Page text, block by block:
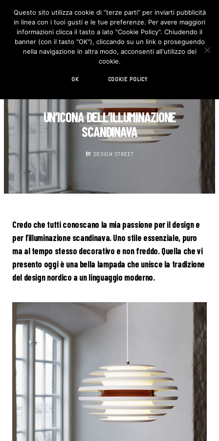
F
c
e
b
o
I
n
s
t
UN’ICONA DELL’ILLUMINAZIONE
SCANDINAVA
BY DESIGN STREET
Credo che tutti conoscano la mia passione per il design e
per l’illuminazione scandinava. Uno stile essenziale, puro
ma al tempo stesso decorativo e non freddo. Quella che vi
presento oggi è una bella lampada che unisce la tradizione
del design nordico a un linguaggio moderno.
Questo sito utilizza cookie di “terze parti” per inviarti pubblicità
in linea con i tuoi gusti e le tue preferenze. Per avere maggiori
informazioni clicca il tasto a lato "Cookie Policy". Chiudendo il
banner (con il tasto "OK"), cliccando su un link o proseguendo
nella navigazione in altra modo, acconsenti all'utilizzo dei
cookie.
OK COOKIE POLICY